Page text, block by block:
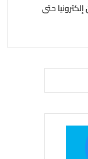
حتى